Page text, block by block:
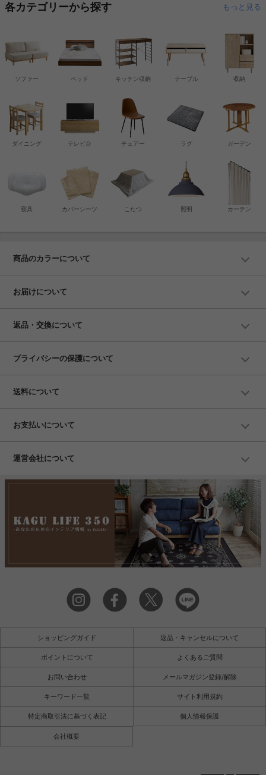
各カテゴリーから探す もっと見る
ソファー ベッド 収納
キッチン収納
寝具 カバーシーツ
チェアー
テーブル
こたつ
テレビ台
ダイニング ラグ
カーテン
照明
ガーデン
商品のカラーについて
お届けについて
返品・交換について
プライバシーの保護について
送料について
お支払いについて
運営会社について
ショッピングガイド 返品・キャンセルについて
ポイントについて よくあるご質問
お問い合わせ メールマガジン登録/解除
キーワード一覧 サイト利用規約
特定商取引法に基づく表記 個人情報保護
会社概要